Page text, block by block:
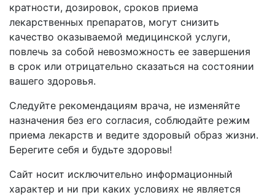
кратности, дозировок, сроков приема
лекарственных препаратов, могут снизить
качество оказываемой медицинской услуги,
повлечь за собой невозможность ее завершения
в срок или отрицательно сказаться на состоянии
вашего здоровья.
Следуйте рекомендациям врача, не изменяйте
назначения без его согласия, соблюдайте режим
приема лекарств и ведите здоровый образ жизни.
Берегите себя и будьте здоровы!
Сайт носит исключительно информационный
характер и ни при каких условиях не является